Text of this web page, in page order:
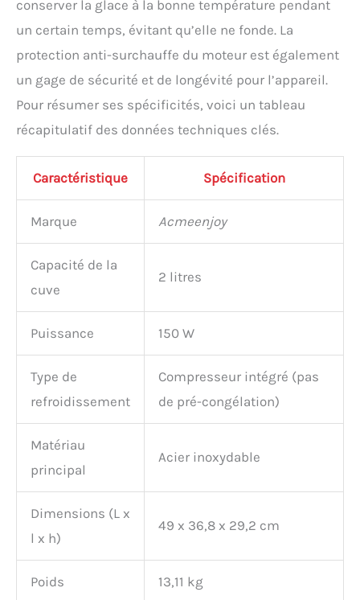
conserver la glace à la bonne température pendant
un certain temps, évitant qu’elle ne fonde. La
protection anti-surchauffe du moteur est également
un gage de sécurité et de longévité pour l’appareil.
Pour résumer ses spécificités, voici un tableau
récapitulatif des données techniques clés.
Caractéristique Spécification
Marque Acmeenjoy
Capacité de la
cuve
2 litres
Puissance 150 W
Type de
refroidissement
Compresseur intégré (pas
de pré-congélation)
Matériau
principal
Acier inoxydable
Dimensions (L x
l x h)
49 x 36,8 x 29,2 cm
Poids 13,11 kg